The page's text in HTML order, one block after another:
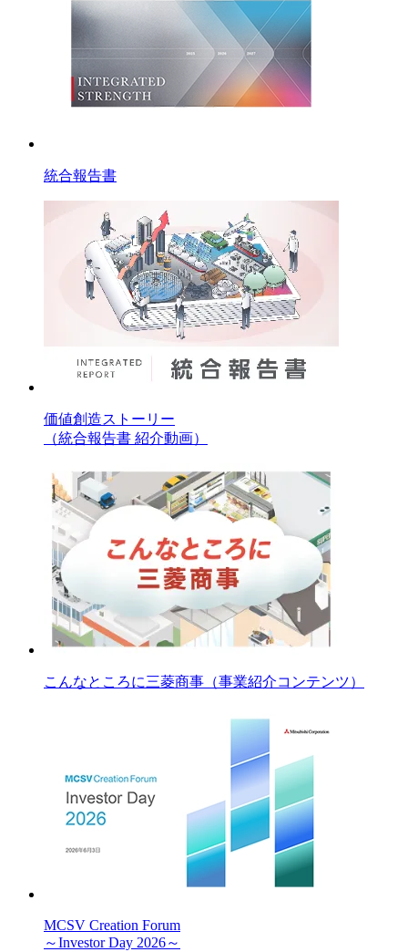
統合報告書
価値創造ストーリー
（統合報告書 紹介動画）
こんなところに三菱商事（事業紹介コンテンツ）
MCSV Creation Forum
～Investor Day 2026～